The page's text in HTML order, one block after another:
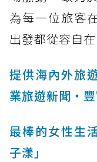
為每一位旅客
出發都從容自在
提供海內外旅
業旅遊新聞‧
最棒的女性生
子漾」